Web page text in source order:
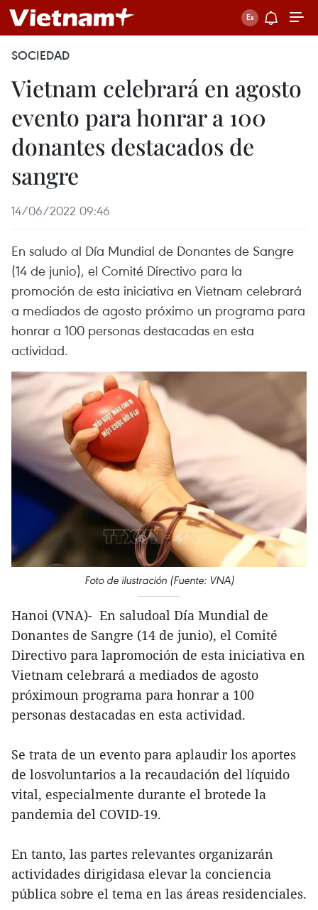
SOCIEDAD
Vietnam celebrará en agosto
evento para honrar a 100
donantes destacados de
sangre
14/06/2022 09:46
En saludo al Día Mundial de Donantes de Sangre
(14 de junio), el Comité Directivo para la
promoción de esta iniciativa en Vietnam celebrará
a mediados de agosto próximo un programa para
honrar a 100 personas destacadas en esta
actividad.
Foto de ilustración (Fuente: VNA)
Hanoi (VNA)- En saludoal Día Mundial de
Donantes de Sangre (14 de junio), el Comité
Directivo para lapromoción de esta iniciativa en
Vietnam celebrará a mediados de agosto
próximoun programa para honrar a 100
personas destacadas en esta actividad.
Se trata de un evento para aplaudir los aportes
de losvoluntarios a la recaudación del líquido
vital, especialmente durante el brotede la
pandemia del COVID-19.
En tanto, las partes relevantes organizarán
actividades dirigidasa elevar la conciencia
pública sobre el tema en las áreas residenciales.